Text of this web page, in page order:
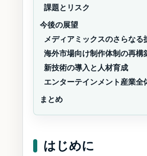
課題とリスク
今後の展望
メディアミックスのさらなる
海外市場向け制作体制の再構
新技術の導入と人材育成
エンターテインメント産業全
まとめ
はじめに